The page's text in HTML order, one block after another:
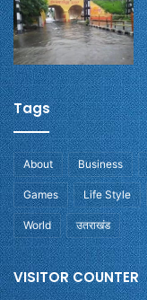
Tags
About Business
Games Life Style
World उतराखंड
VISITOR COUNTER